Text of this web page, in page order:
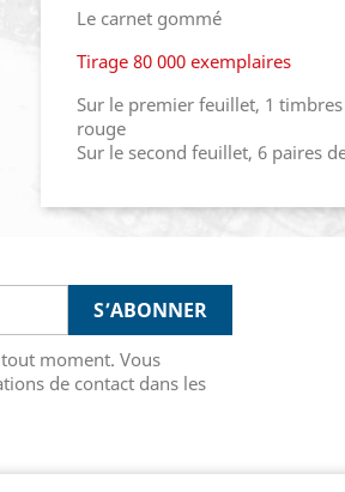
Le carnet gommé
Tirage 80 000 exemplaires
Sur le premier feuillet, 1
rouge
Sur le second feuillet, 6 paires
moment. Vous
de contact dans les